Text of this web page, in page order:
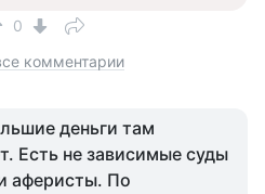
0
комментарии
деньги там
Есть не зависимые суды
аферисты. По